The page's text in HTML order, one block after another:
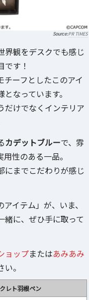
PR TIMES
界観をデスクでも感じ
です！
チーフとしたこのアイ
なっています。
だけでなくインテリア
カデットブルーで、雰
性のある一品。
にまでこだわりが感じ
イテム」が、いま、
緒に、ぜひ手に取って
ョップまたはあみあみ
。
レト羽根ペン